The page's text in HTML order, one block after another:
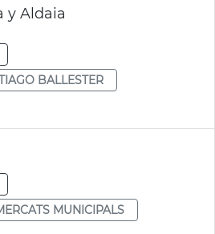
y Aldaia
BALLESTER
MUNICIPALS